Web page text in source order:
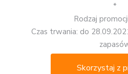
*
Rodzaj
Czas trwania: do
Skorzystaj z